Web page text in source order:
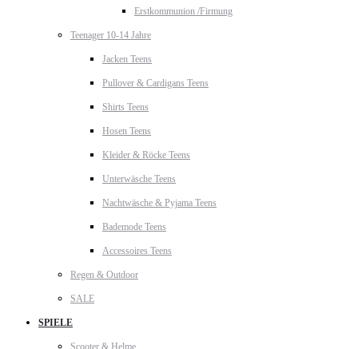
Erstkommunion /Firmung
Teenager 10-14 Jahre
Jacken Teens
Pullover & Cardigans Teens
Shirts Teens
Hosen Teens
Kleider & Röcke Teens
Unterwäsche Teens
Nachtwäsche & Pyjama Teens
Bademode Teens
Accessoires Teens
Regen & Outdoor
SALE
SPIELE
Scooter & Helme